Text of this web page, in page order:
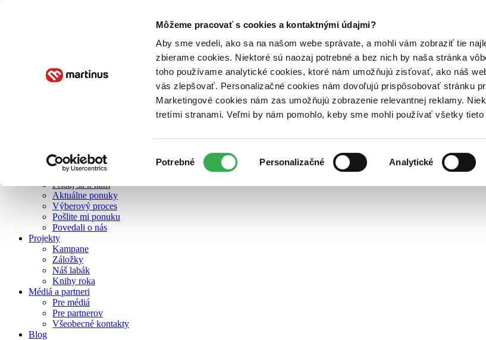
Môžeme pracovať s cookies a kontaktnými údajmi?
Aby sme vedeli, ako sa na našom webe správate, a mohli vám zobraziť tie
zbierame cookies. Niektoré sú naozaj potrebné a bez nich by naša stránka
toho používame analytické cookies, ktoré nám umožňujú zisťovať, ako náš
vás zlepšovať. Personalizačné cookies nám dovoľujú prispôsobovať stránku
Marketingové cookies nám zas umožňujú zobrazenie relevantnej reklamy.
tretími stranami. Veľmi by nám pomohlo, keby sme mohli používať všetky
súhlasu
Potrebné Personalizačné Analytické
O nás
Zelený Martinus
Nerobíme rozdiely
Pridaj sa k nám
Aktuálne ponuky
Výberový proces
Pošlite mi ponuku
Povedali o nás
Projekty
Kampane
Záložky
Náš labák
Knihy roka
Médiá a partneri
Pre médiá
Pre partnerov
Všeobecné kontakty
Blog